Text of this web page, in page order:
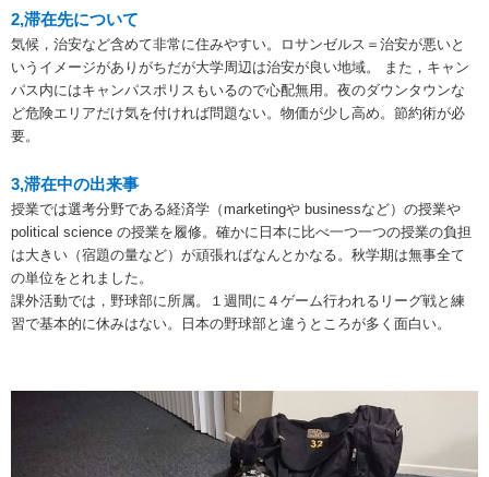
2,滞在先について
気候，治安など含めて非常に住みやすい。ロサンゼルス＝治安が悪いと
いうイメージがありがちだが大学周辺は治安が良い地域。 また，キャン
パス内にはキャンパスポリスもいるので心配無用。夜のダウンタウンな
ど危険エリアだけ気を付ければ問題ない。物価が少し高め。節約術が必
要。
3,滞在中の出来事
授業では選考分野である経済学（marketingや businessなど）の授業や
political science の授業を履修。確かに日本に比べ一つ一つの授業の負担
は大きい（宿題の量など）が頑張ればなんとかなる。秋学期は無事全て
の単位をとれました。
課外活動では，野球部に所属。１週間に４ゲーム行われるリーグ戦と練
習で基本的に休みはない。日本の野球部と違うところが多く面白い。